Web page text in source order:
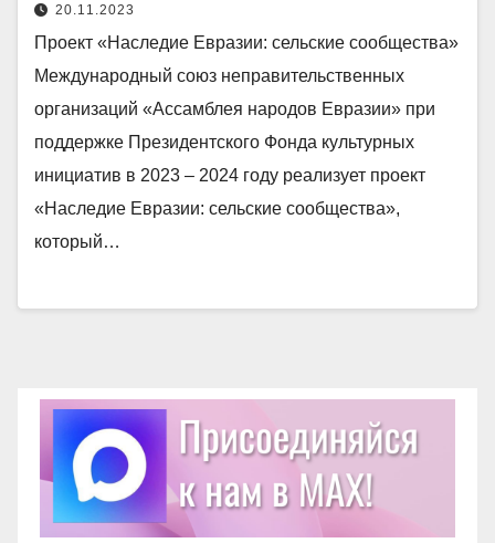
20.11.2023
Проект «Наследие Евразии: сельские сообщества»
Международный союз неправительственных
организаций «Ассамблея народов Евразии» при
поддержке Президентского Фонда культурных
инициатив в 2023 – 2024 году реализует проект
«Наследие Евразии: сельские сообщества»,
который…